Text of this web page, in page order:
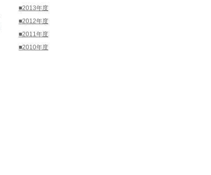
■2013年度
■2012年度
■2011年度
■2010年度